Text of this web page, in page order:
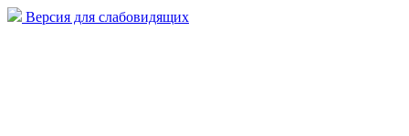
Версия для слабовидящих